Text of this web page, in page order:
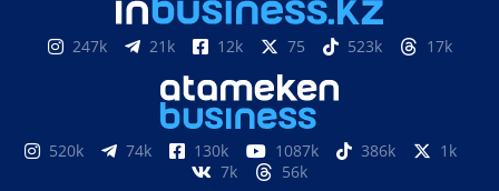
247k 21k 12k 75 523k 17k
520k 74k 130k 1087k 386k
1k
7k
56k